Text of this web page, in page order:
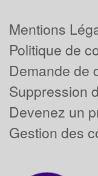
Mentions
Politique de
Demande de
Suppression
Devenez un
Gestion des